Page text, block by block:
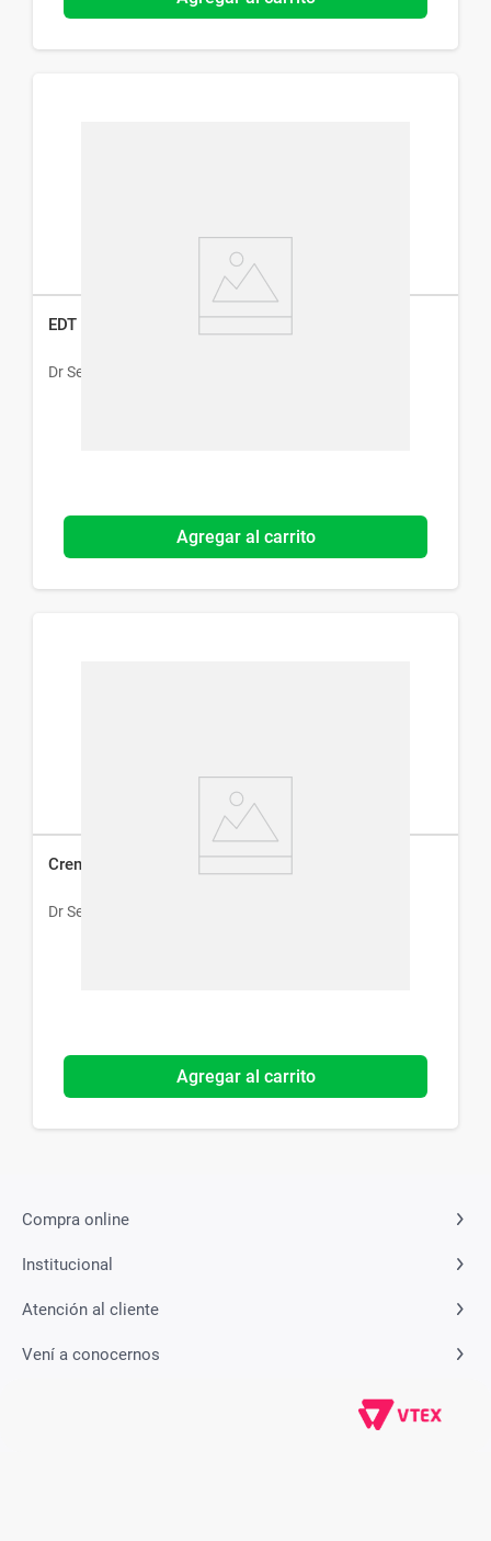
EDT Dr. Selby Make It Fun Random x 45 ml
Dr Selby
Agregar al carrito
Crema Corporal Dr Selby con Aloe Vera x 200 g
Dr Selby
Agregar al carrito
Compra online
Institucional
Atención al cliente
Vení a conocernos